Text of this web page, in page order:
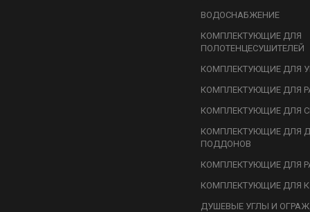
ВОДОСНАБЖЕНИЕ
КОМПЛЕКТУЮЩИЕ ДЛЯ
ПОЛОТЕНЦЕСУШИТЕЛЕЙ
КОМПЛЕКТУЮЩИЕ ДЛЯ
КОМПЛЕКТУЮЩИЕ ДЛЯ
КОМПЛЕКТУЮЩИЕ ДЛЯ
КОМПЛЕКТУЮЩИЕ ДЛЯ
ПОДДОНОВ
КОМПЛЕКТУЮЩИЕ ДЛЯ
КОМПЛЕКТУЮЩИЕ ДЛЯ
ДУШЕВЫЕ УГЛЫ И